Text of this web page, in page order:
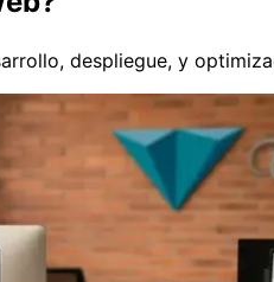
despliegue, y